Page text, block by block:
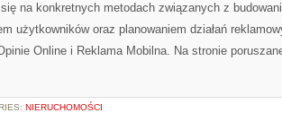
na konkretnych metodach związanych z
użytkowników oraz planowaniem działań
Online i Reklama Mobilna. Na stronie
NIERUCHOMOŚCI